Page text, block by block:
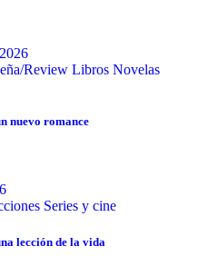
Review Libros Novelas
nuevo romance
Series y cine
lección de la vida